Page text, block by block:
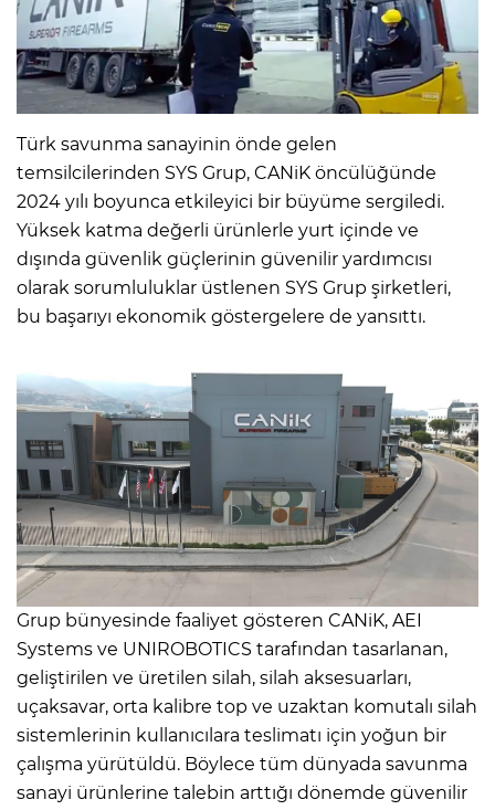
Türk savunma sanayinin önde gelen
temsilcilerinden SYS Grup, CANiK öncülüğünde
2024 yılı boyunca etkileyici bir büyüme sergiledi.
Yüksek katma değerli ürünlerle yurt içinde ve
dışında güvenlik güçlerinin güvenilir yardımcısı
olarak sorumluluklar üstlenen SYS Grup şirketleri,
bu başarıyı ekonomik göstergelere de yansıttı.
Grup bünyesinde faaliyet gösteren CANiK, AEI
Systems ve UNIROBOTICS tarafından tasarlanan,
geliştirilen ve üretilen silah, silah aksesuarları,
uçaksavar, orta kalibre top ve uzaktan komutalı silah
sistemlerinin kullanıcılara teslimatı için yoğun bir
çalışma yürütüldü. Böylece tüm dünyada savunma
sanayi ürünlerine talebin arttığı dönemde güvenilir